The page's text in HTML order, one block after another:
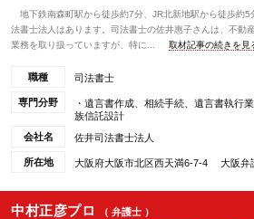
地下鉄南森町駅から徒歩約7分、JR北新地駅から徒歩約5
法書士法人はあります。司法書士の佐井惠子さんは、不動
業務を取り扱っていますが、特に...
取材記事の続きを
職種 司法書士
専門分野
・遺言書作成、相続手続、遺言書執
族信託設計
会社名
佐井司法書士法人
所在地 大阪府大阪市北区西天満6-7-4 大阪弁
中村正彦プロ
（ 弁護士 ）